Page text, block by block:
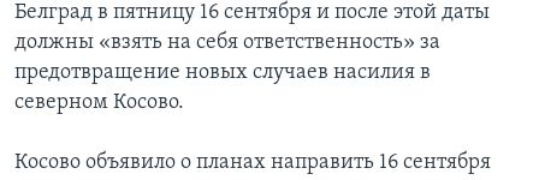
Белград в пятницу 16 сентября и после этой даты
должны «взять на себя ответственность» за
предотвращение новых случаев насилия в
северном Косово.
Косово объявило о планах направить 16 сентября